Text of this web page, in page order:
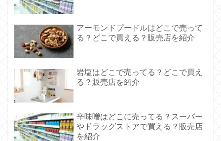
アーモンドプードルはどこで売って
る？どこで買える？販売店を紹介
岩塩はどこで売ってる？どこで買え
る？販売店を紹介
辛味噌はどこに売ってる？スーパー
やドラッグストアで買える？販売店
を紹介